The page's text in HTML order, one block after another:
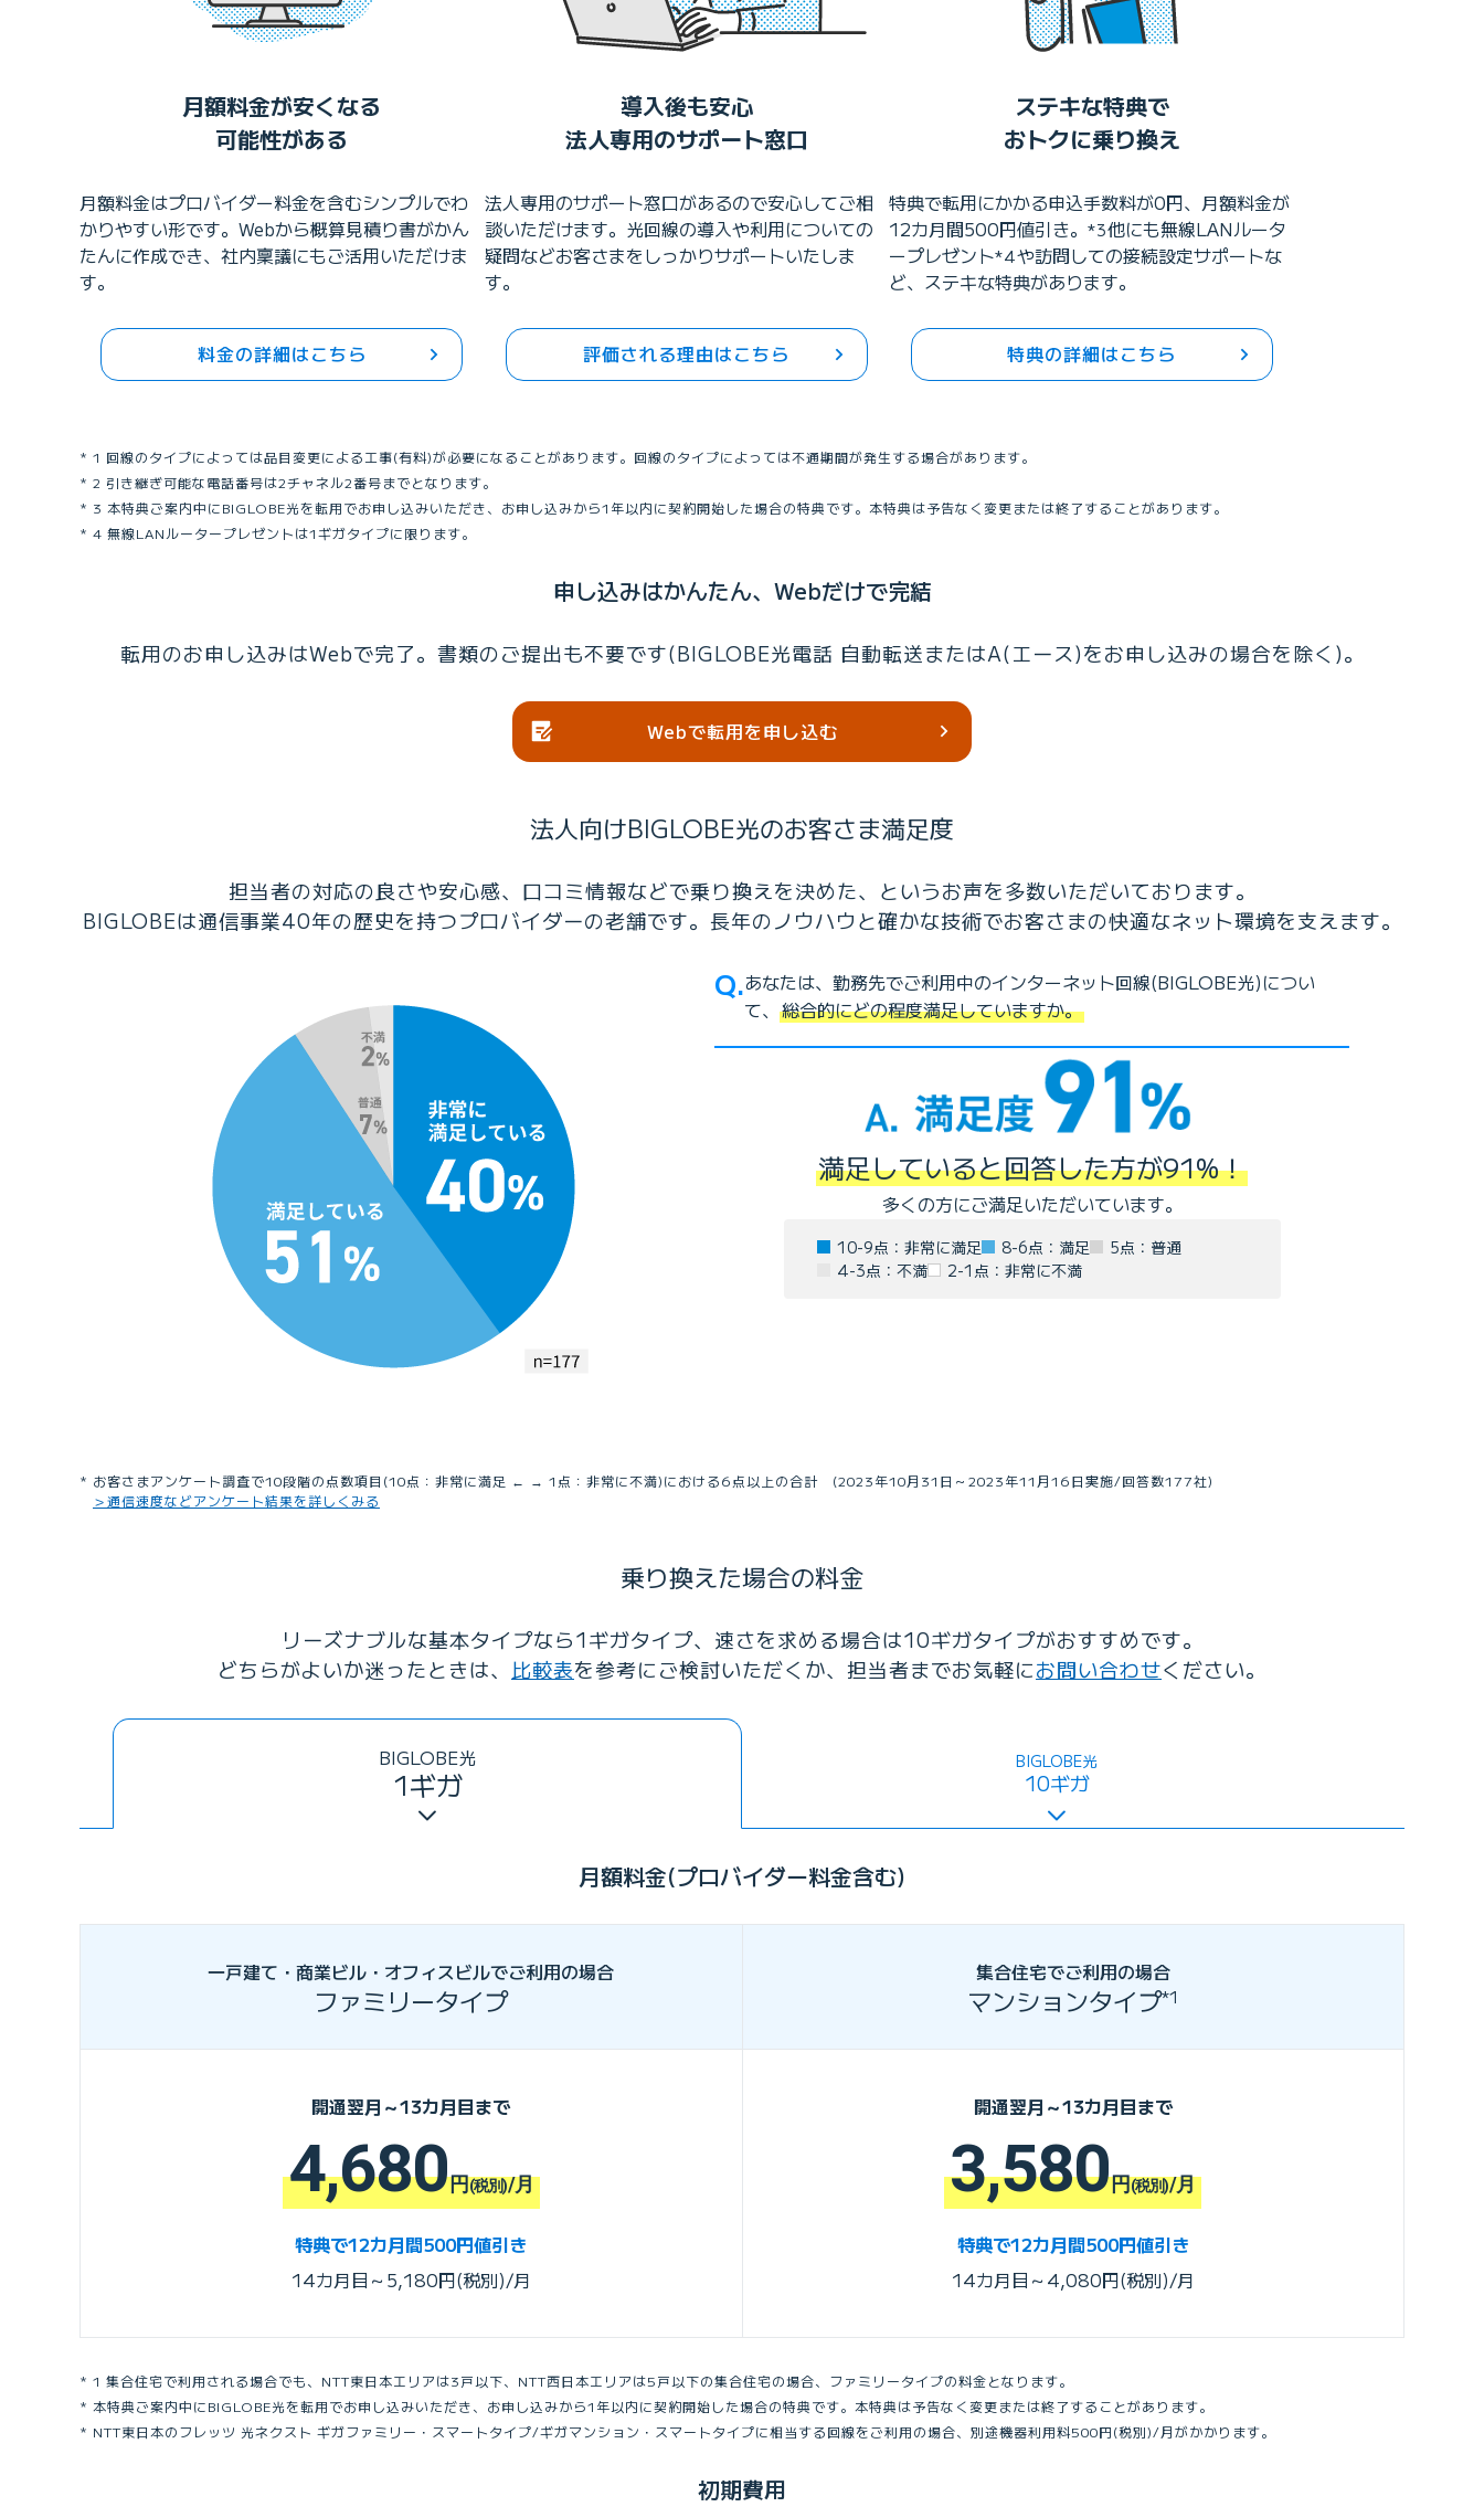
月額料金が安くなる
可能性がある
月額料金はプロバイダー料金を含むシンプルでわ
かりやすい形です。Webから概算見積り書がかん
たんに作成でき、社内稟議にもご活用いただけま
す。
料金の詳細はこちら
導入後も安心
法人専用のサポート窓口
法人専用のサポート窓口があるので安心してご相
談いただけます。光回線の導入や利用についての
疑問などお客さまをしっかりサポートいたしま
す。
評価される理由はこちら
ステキな特典で
おトクに乗り換え
特典で転用にかかる申込手数料が0円、月額料金が
12カ月間500円値引き。*3他にも無線LANルータ
ープレゼント*4や訪問しての接続設定サポートな
ど、ステキな特典があります。
特典の詳細はこちら
1 回線のタイプによっては品目変更による工事(有料)が必要になることがあります。回線のタイプによっては不通期間が発生する場合があります。
2 引き継ぎ可能な電話番号は2チャネル2番号までとなります。
3 本特典ご案内中にBIGLOBE光を転用でお申し込みいただき、お申し込みから1年以内に契約開始した場合の特典です。本特典は予告なく変更または終了することがあります。
4 無線LANルータープレゼントは1ギガタイプに限ります。
申し込みはかんたん、Webだけで完結
転用のお申し込みはWebで完了。書類のご提出も不要です(BIGLOBE光電話 自動転送またはA(エース)をお申し込みの場合を除く)。
Webで転用を申し込む
法人向けBIGLOBE光のお客さま満足度
担当者の対応の良さや安心感、口コミ情報などで乗り換えを決めた、というお声を多数いただいております。
BIGLOBEは通信事業40年の歴史を持つプロバイダーの老舗です。長年のノウハウと確かな技術でお客さまの快適なネット環境を支えます。
Q.あなたは、勤務先でご利用中のインターネット回線(BIGLOBE光)につい
て、 総合的にどの程度満足していますか。
満足していると回答した方が91%！
多くの方にご満足いただいています。
10-9点：非常に満足 8-6点：満足
5点：普通
4-3点：不満
2-1点：非常に不満
お客さまアンケート調査で10段階の点数項目(10点：非常に満足 ← → 1点：非常に不満)における6点以上の合計 (2023年10月31日～2023年11月16日実施/回答数177社)
＞通信速度などアンケート結果を詳しくみる
乗り換えた場合の料金
リーズナブルな基本タイプなら1ギガタイプ、速さを求める場合は10ギガタイプがおすすめです。
どちらがよいか迷ったときは、 比較表を参考にご検討いただくか、担当者までお気軽にお問い合わせください。
BIGLOBE光
1ギガ
BIGLOBE光
10ギガ
月額料金(プロバイダー料金含む)
一戸建て・商業ビル・オフィスビルでご利用の場合
ファミリータイプ
集合住宅でご利用の場合
マンションタイプ*1
開通翌月～13カ月目まで
4,680円(税別)/月
特典で12カ月間500円値引き
14カ月目～5,180円(税別)/月
開通翌月～13カ月目まで
3,580円(税別)/月
特典で12カ月間500円値引き
14カ月目～4,080円(税別)/月
1 集合住宅で利用される場合でも、NTT東日本エリアは3戸以下、NTT西日本エリアは5戸以下の集合住宅の場合、ファミリータイプの料金となります。
本特典ご案内中にBIGLOBE光を転用でお申し込みいただき、お申し込みから1年以内に契約開始した場合の特典です。本特典は予告なく変更または終了することがあります。
NTT東日本のフレッツ 光ネクスト ギガファミリー・スマートタイプ/ギガマンション・スマートタイプに相当する回線をご利用の場合、別途機器利用料500円(税別)/月がかかります。
初期費用